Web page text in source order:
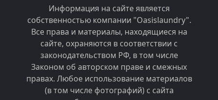
Информация на сайте является
собственностью компании "Oasislaundry".
Все права и материалы, находящиеся на
сайте, охраняются в соответствии с
законодательством РФ, в том числе
Законом об авторском праве и смежных
правах. Любое использование материалов
(в том числе фотографий) с сайта